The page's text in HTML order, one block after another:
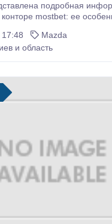
подробная
mostbet: ее
видов спорта для
Mazda
и область